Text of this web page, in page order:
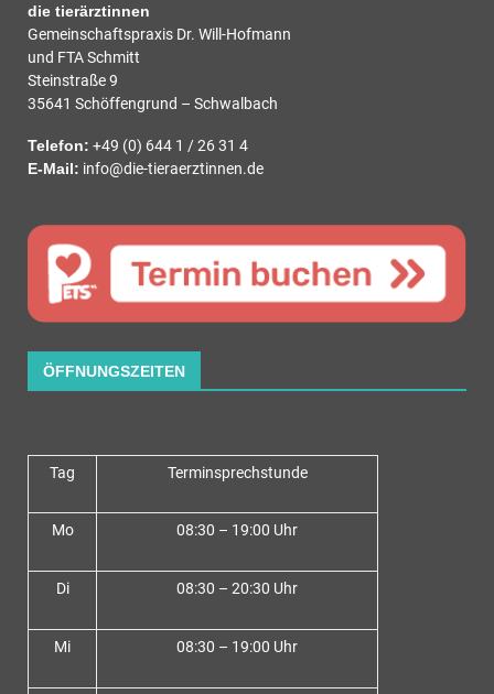
die tierärztinnen
Gemeinschaftspraxis Dr. Will-Hofmann
und FTA Schmitt
Steinstraße 9
35641 Schöffengrund – Schwalbach
Telefon: +49 (0) 644 1 / 26 31 4
E-Mail: info@die-tieraerztinnen.de
ÖFFNUNGSZEITEN
Tag Terminsprechstunde
Mo 08:30 – 19:00 Uhr
Di 08:30 – 20:30 Uhr
Mi 08:30 – 19:00 Uhr